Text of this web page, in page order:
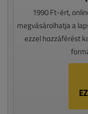
1990 Ft-ért,
megvásárolhatja a
ezzel hozzáférést